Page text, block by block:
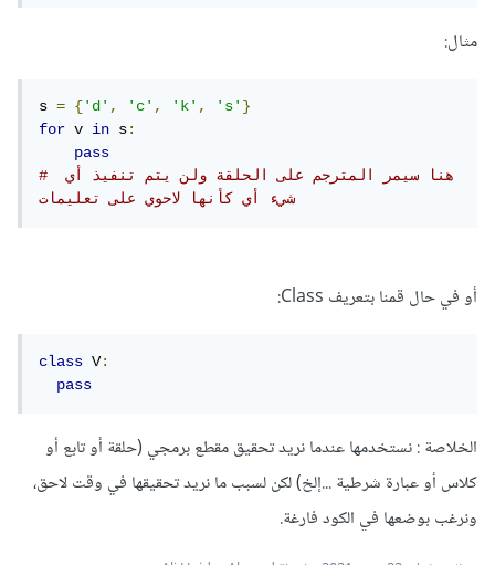
مثال:
s = {'d', 'c', 'k', 's'}
for v in s:
pass
# هنا سيمر المترجم على الحلقة ولن يتم تنفيذ أي
شيء أي كأنها لاحوي على تعليمات
أو في حال قمنا بتعريف Class:
class V:
pass
الخلاصة : نستخدمها عندما نريد تحقيق مقطع برمجي (حلقة أو تابع أو
كلاس أو عبارة شرطية ...إلخ) لكن لسبب ما نريد تحقيقها في وقت لاحق،
ونرغب بوضعها في الكود فارغة.